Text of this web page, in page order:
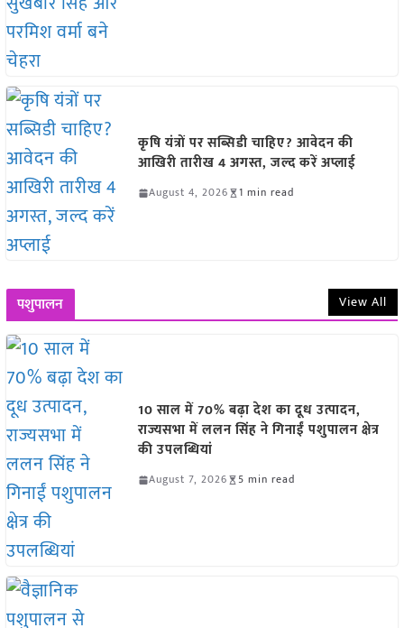
कृषि यंत्रों पर सब्सिडी चाहिए? आवेदन की
आखिरी तारीख 4 अगस्त, जल्द करें अप्लाई
August 4, 2026 1 min read
पशुपालन View All
10 साल में 70% बढ़ा देश का दूध उत्पादन,
राज्यसभा में ललन सिंह ने गिनाईं पशुपालन क्षेत्र
की उपलब्धियां
August 7, 2026 5 min read